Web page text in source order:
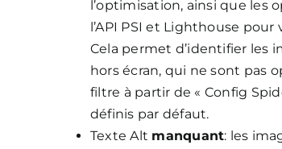
l’optimisation, ainsi que les
l’API PSI et Lighthouse pour
Cela permet d’identifier les
hors écran, qui ne sont pas
filtre à partir de « Config
définis par défaut.
Texte Alt manquant: les